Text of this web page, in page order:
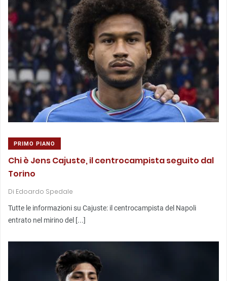
PRIMO PIANO
Chi è Jens Cajuste, il centrocampista seguito dal
Torino
Di Edoardo Spedale
Tutte le informazioni su Cajuste: il centrocampista del Napoli
entrato nel mirino del [...]